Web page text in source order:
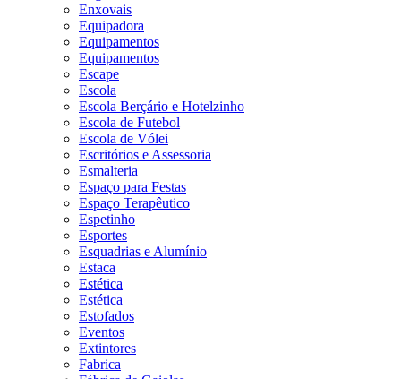
Enxovais
Equipadora
Equipamentos
Equipamentos
Escape
Escola
Escola Berçário e Hotelzinho
Escola de Futebol
Escola de Vólei
Escritórios e Assessoria
Esmalteria
Espaço para Festas
Espaço Terapêutico
Espetinho
Esportes
Esquadrias e Alumínio
Estaca
Estética
Estética
Estofados
Eventos
Extintores
Fabrica